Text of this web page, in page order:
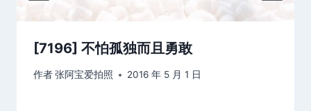
[7196] 不怕孤独而且勇敢
作者张阿宝爱拍照 2016 年 5 月 1 日